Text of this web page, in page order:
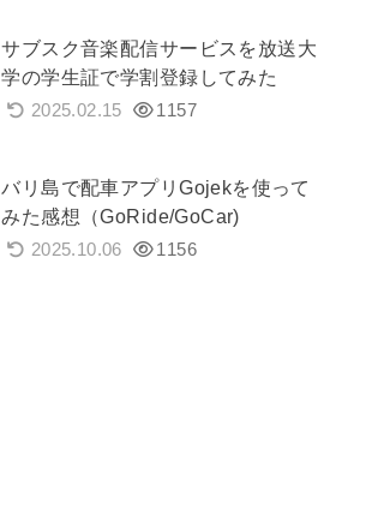
サブスク音楽配信サービスを放送大
学の学生証で学割登録してみた
2025.02.15 1157
バリ島で配車アプリGojekを使って
みた感想（GoRide/GoCar)
2025.10.06 1156